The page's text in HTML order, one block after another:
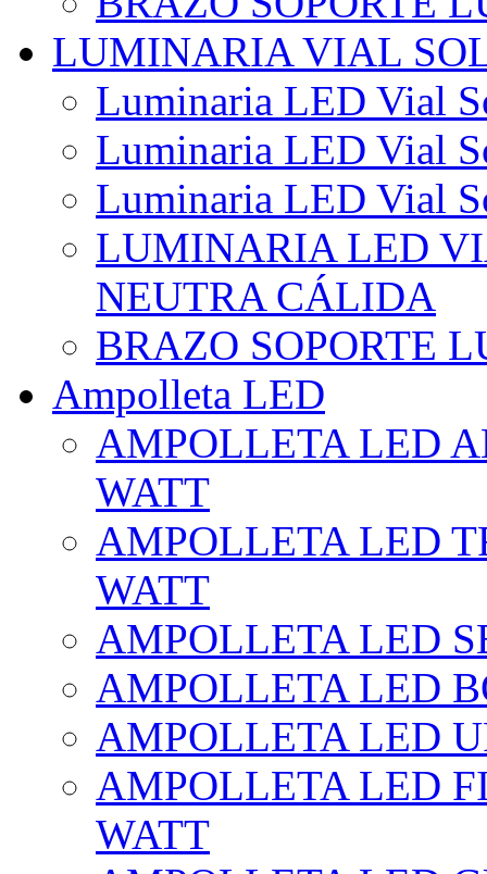
LUMINARIA VIAL
Luminaria LED Vial
Luminaria LED Vial
Luminaria LED Vial
LUMINARIA LED
NEUTRA CÁLIDA
BRAZO SOPORTE
Ampolleta LED
AMPOLLETA LED
WATT
AMPOLLETA LED
WATT
AMPOLLETA LED
AMPOLLETA LED
AMPOLLETA LED
AMPOLLETA LED
WATT